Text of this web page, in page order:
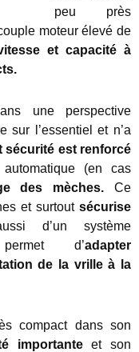
peu près
moteur élevé de
et capacité à
une perspective
sur l’essentiel et n’a
sécurité est renforcé
(en cas
des mèches. Ce
et surtout sécurise
d’un système
permet d’adapter
de la vrille à la
compact dans son
importanteet son